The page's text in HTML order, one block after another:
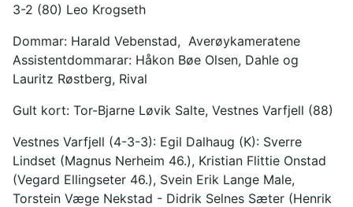
3-2 (80) Leo Krogseth
Dommar: Harald Vebenstad, Averøykameratene
Assistentdommarar: Håkon Bøe Olsen, Dahle og
Lauritz Røstberg, Rival
Gult kort: Tor-Bjarne Løvik Salte, Vestnes Varfjell (88)
Vestnes Varfjell (4-3-3): Egil Dalhaug (K): Sverre
Lindset (Magnus Nerheim 46.), Kristian Flittie Onstad
(Vegard Ellingseter 46.), Svein Erik Lange Male,
Torstein Væge Nekstad - Didrik Selnes Sæter (Henrik